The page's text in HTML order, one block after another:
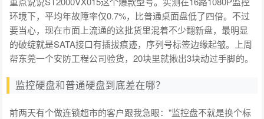
环境下，平均年故障率仅0.7%，比普通桌面盘低了四倍。不过
要当心，现在市面上流通的这批货里混着不少翻新盘，最明显
的破绽就是SATA接口有插拔痕迹，序列号标签边缘起皱。上周
帮东莞一个安防工程公司验货，20块里就揪出3块动过手脚的。
监控硬盘和普通硬盘到底差在哪？
前两天有个做连锁超市的客户跟我急眼："监控盘不就是换个标